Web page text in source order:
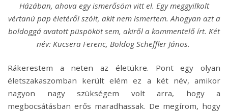
Házában, ahova egy ismerősöm vitt el. Egy meggyilkolt
vértanú pap életéről szólt, akit nem ismertem. Ahogyan azt a
boldoggá avatott püspököt sem, akiről a kommentelő írt. Két
név: Kucsera Ferenc, Boldog Scheffler János.
Rákerestem a neten az életükre. Pont egy olyan
életszakaszomban került elém ez a két név, amikor
nagyon nagy szükségem volt arra, hogy a
megbocsátásban erős maradhassak. De megírom, hogy